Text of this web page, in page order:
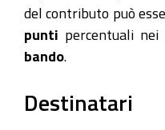
del contributo può
punti percentuali
bando
Destinatari